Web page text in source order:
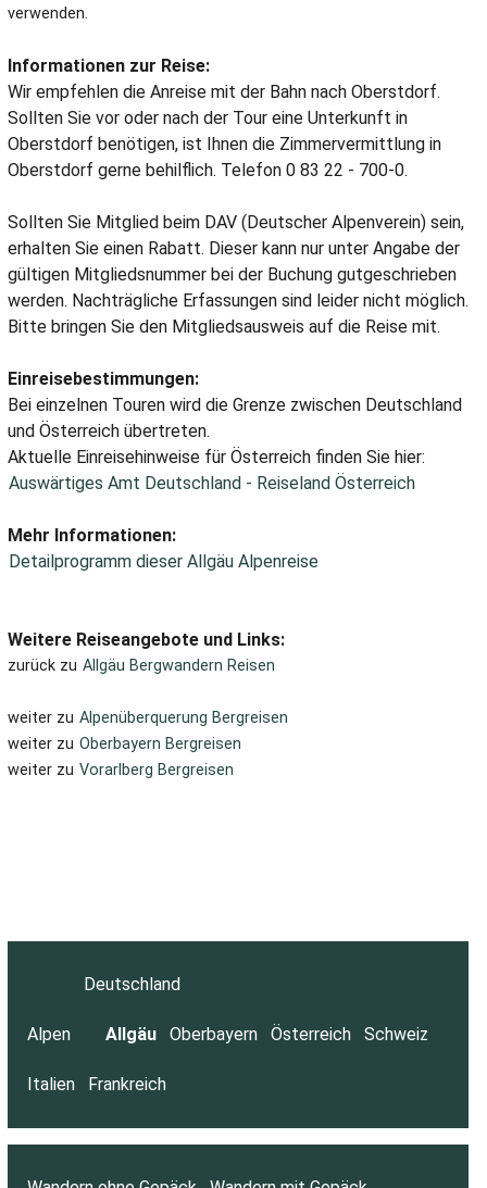
verwenden.
Informationen zur Reise:
Wir empfehlen die Anreise mit der Bahn nach Oberstdorf.
Sollten Sie vor oder nach der Tour eine Unterkunft in
Oberstdorf benötigen, ist Ihnen die Zimmervermittlung in
Oberstdorf gerne behilflich. Telefon 0 83 22 - 700-0.
Sollten Sie Mitglied beim DAV (Deutscher Alpenverein) sein,
erhalten Sie einen Rabatt. Dieser kann nur unter Angabe der
gültigen Mitgliedsnummer bei der Buchung gutgeschrieben
werden. Nachträgliche Erfassungen sind leider nicht möglich.
Bitte bringen Sie den Mitgliedsausweis auf die Reise mit.
Einreisebestimmungen:
Bei einzelnen Touren wird die Grenze zwischen Deutschland
und Österreich übertreten.
Aktuelle Einreisehinweise für Österreich finden Sie hier:
Auswärtiges Amt Deutschland - Reiseland Österreich
Mehr Informationen:
Detailprogramm dieser Allgäu Alpenreise
Weitere Reiseangebote und Links:
zurück zu Allgäu Bergwandern Reisen
weiter zu Alpenüberquerung Bergreisen
weiter zu Oberbayern Bergreisen
weiter zu Vorarlberg Bergreisen
Alpen
Deutschland
Allgäu Oberbayern Österreich Schweiz
Italien Frankreich